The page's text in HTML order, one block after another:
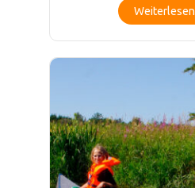
Weiterlesen